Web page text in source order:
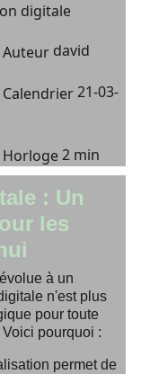
digitale
david
21-03-
2 min
: Un
les
à un
n'est plus
pour toute
pourquoi :
permet de